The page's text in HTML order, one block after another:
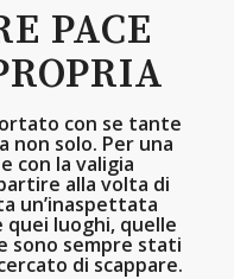
PACE
con se tante
non solo. Per una
con la valigia
alla volta di
un’inaspettata
luoghi, quelle
sono sempre stati
di scappare.